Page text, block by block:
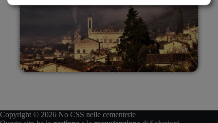
Copyright © 2026 No CSS nelle cementerie